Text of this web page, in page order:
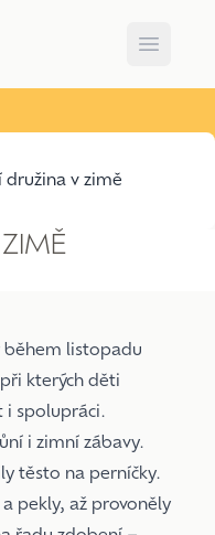
Open
družina v zimě
během listopadu
kterých děti
i spolupráci.
i zimní zábavy.
těsto na perníčky.
pekly, až provoněly